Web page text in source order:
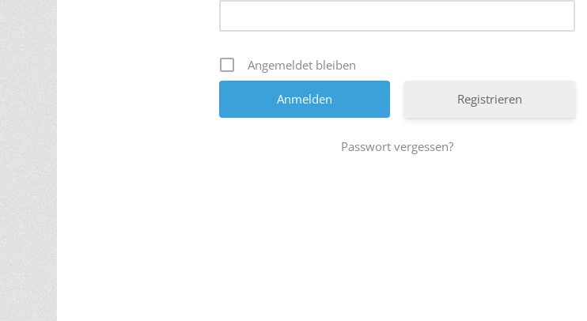
Angemeldet bleiben
Registrieren
Passwort vergessen?